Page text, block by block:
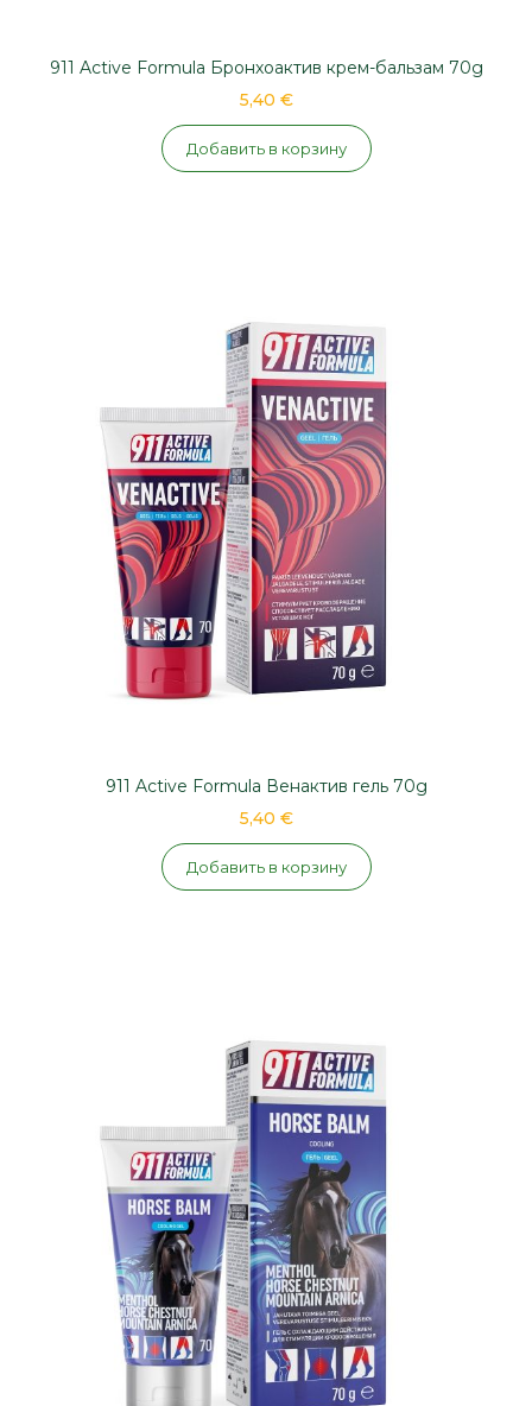
911 Active Formula Бронхоактив крем-бальзам 70g
5,40 €
Добавить в корзину
911 Active Formula Венактив гель 70g
5,40 €
Добавить в корзину